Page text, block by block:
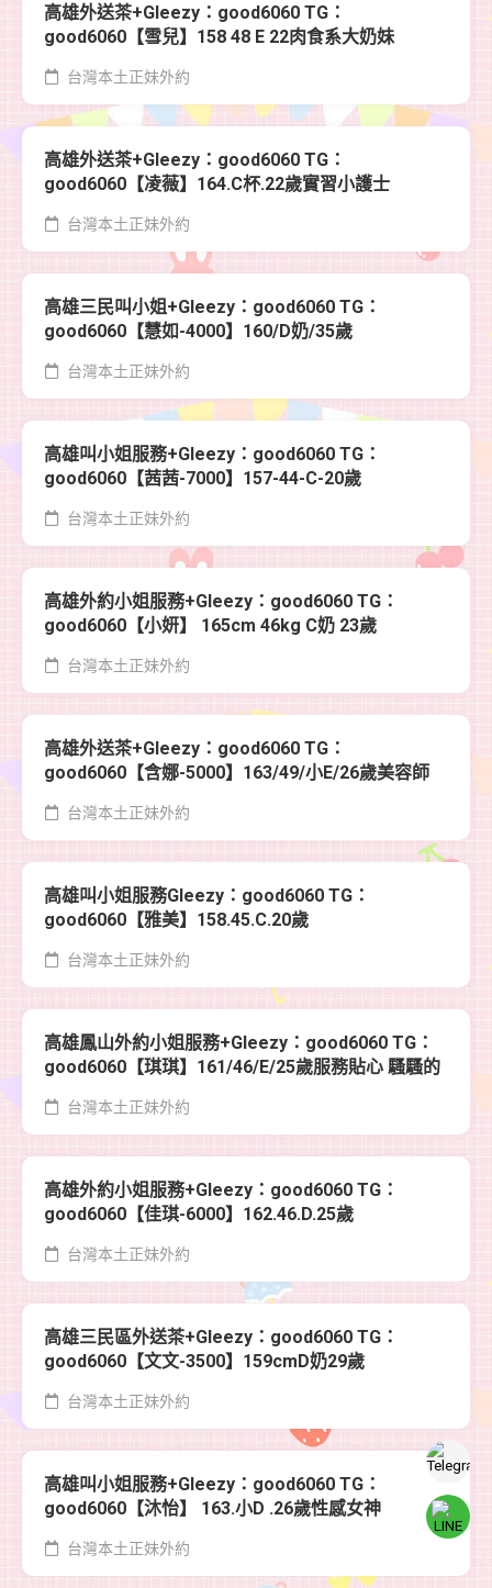
高雄外送茶+Gleezy：good6060 TG：
good6060【雪兒】158 48 E 22肉食系大奶妹
台灣本土正妹外約
高雄外送茶+Gleezy：good6060 TG：
good6060【凌薇】164.C杯.22歲實習小護士
台灣本土正妹外約
高雄三民叫小姐+Gleezy：good6060 TG：
good6060【慧如-4000】160/D奶/35歲
台灣本土正妹外約
高雄叫小姐服務+Gleezy：good6060 TG：
good6060【茜茜-7000】157-44-C-20歲
台灣本土正妹外約
高雄外約小姐服務+Gleezy：good6060 TG：
good6060【小妍】 165cm 46kg C奶 23歲
台灣本土正妹外約
高雄外送茶+Gleezy：good6060 TG：
good6060【含娜-5000】163/49/小E/26歲美容師
台灣本土正妹外約
高雄叫小姐服務Gleezy：good6060 TG：
good6060【雅美】158.45.C.20歲
台灣本土正妹外約
高雄鳳山外約小姐服務+Gleezy：good6060 TG：
good6060【琪琪】161/46/E/25歲服務貼心 騷騷的
台灣本土正妹外約
高雄外約小姐服務+Gleezy：good6060 TG：
good6060【佳琪-6000】162.46.D.25歲
台灣本土正妹外約
高雄三民區外送茶+Gleezy：good6060 TG：
good6060【文文-3500】159cmD奶29歲
台灣本土正妹外約
高雄叫小姐服務+Gleezy：good6060 TG：
good6060【沐怡】 163.小D .26歲性感女神
台灣本土正妹外約